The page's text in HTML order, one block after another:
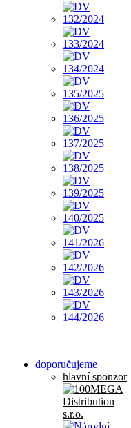
doporučujeme
hlavní sponzor